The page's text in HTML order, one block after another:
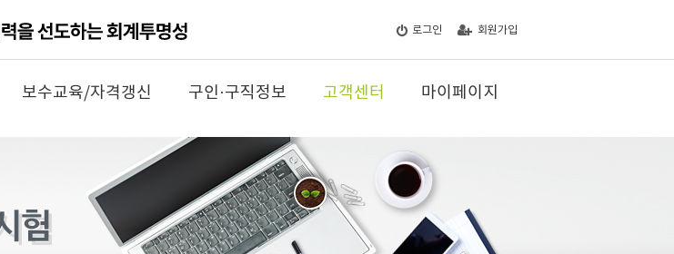
로그인 회원가입
보수교육/자격갱신 구인·구직정보 고객센터 마이페이지